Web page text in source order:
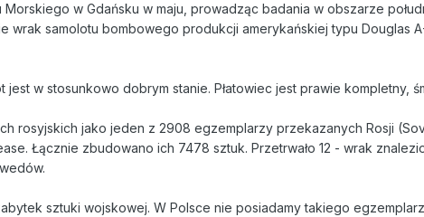
w Gdańsku w maju, prowadząc badania w obszarze
wrak samolotu bombowego produkcji amerykańskiej typu Douglas
w stosunkowo dobrym stanie. Płatowiec jest prawie kompletny,
rosyjskich jako jeden z 2908 egzemplarzy przekazanych Rosji
Łącznie zbudowano ich 7478 sztuk. Przetrwało 12 - wrak
sztuki wojskowej. W Polsce nie posiadamy takiego